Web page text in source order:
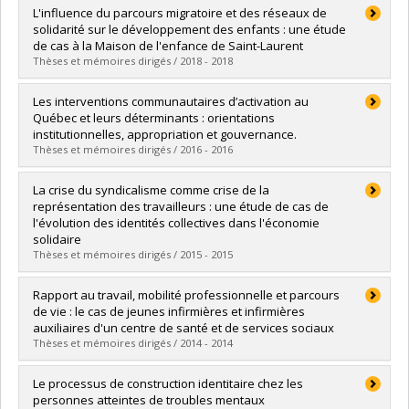
Colloques récents organisés par ARIMA:
2019 - Perspectives d’avenir pour les réseaux locaux de
services et d’action collective », Carrefour des arts et des
sciences, Université de Montréal, 7 mars 2019.
2017 - La capacité des connaissances à transformer les
pratiques des réseaux d’intervention sociale. Colloque
national, ARIMA, Grande Bibliothèque de Montréal, Montréal,
Canada.
2016 - La recherche et les activités de transfert, partage et
mobilisation en contexte de transformation. Colloque national
ARIMA, UdeM - Campus Laval
2016 - Austérité ou virage de l’État? Réseaux locaux d’action
collective face aux transformations institutionnelles. Colloque
organisé dans le cadre du Congrès annuel de l’Association
francophone pour le savoir (ACFAS), Québec, Canada.
2015 - Le développement des réseaux hybrides au niveau
local Analyse d’expériences visant une amélioration du bien-
être et de la santé des populations. Colloque international
REGARDS : La collaboration interorganisationnelle dans le
domaine de la santé et des services sociaux, Montréal,
Canada
Diplômé(e) :Goyer, Renaud
Cycle :Doctorat
Diplôme obtenu :Ph. D.
Lien vers le document dans Papyrus
L'influence du parcours migratoire et des réseaux de
solidarité sur le développement des enfants : une étude
de cas à la Maison de l'enfance de Saint-Laurent
Thèses et mémoires dirigés / 2018 - 2018
Diplômé(e) :Rached-d'Astous, Malaka
Cycle :Maîtrise
Diplôme obtenu :M.A.
Lien vers le document dans Papyrus
Les interventions communautaires d’activation au
Québec et leurs déterminants : orientations
institutionnelles, appropriation et gouvernance.
Thèses et mémoires dirigés / 2016 - 2016
Diplômé(e) :Sotelo Rico, Mariana
Cycle :Maîtrise
Diplôme obtenu :M. Sc.
Lien vers le document dans Papyrus
La crise du syndicalisme comme crise de la
représentation des travailleurs : une étude de cas de
l'évolution des identités collectives dans l'économie
solidaire
Thèses et mémoires dirigés / 2015 - 2015
Diplômé(e) :Yerochewski, Carole
Cycle : Doctorat
Diplôme obtenu :Ph. D.
Lien vers le document dans Papyrus
Rapport au travail, mobilité professionnelle et parcours
de vie : le cas de jeunes infirmières et infirmières
auxiliaires d'un centre de santé et de services sociaux
Thèses et mémoires dirigés / 2014 - 2014
Diplômé(e) : Côté, Nancy
Cycle :Doctorat
Le processus de construction identitaire chez les
personnes atteintes de troubles mentaux